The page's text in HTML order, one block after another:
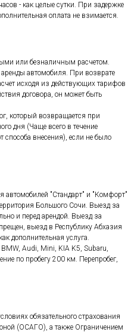
- как целые сутки. При задержке
оплата не взимается.
или безналичным расчетом.
автомобиля. При возврате
исходя из действующих тарифов
договора, он может быть
который возвращается при
дня (Чаще всего в течение
способа внесения), если не было
автомобилей "Стандарт" и "Комфорт"
Большого Сочи. Выезд за
и перед арендой. Выезд за
выезд в Республику Абхазия
дополнительная услуга.
Audi, Mini, KIA K5, Subaru,
по пробегу 200 км. Перепробег,
обязательного страхования
(ОСАГО), а также Ограничением